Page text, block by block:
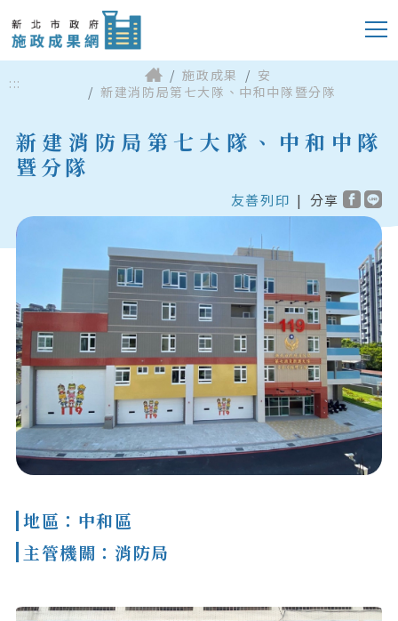
::: 施政成果
安
新建消防局第七大隊、中和中隊暨分隊
新建消防局第七大隊、中和中隊
暨分隊
友善列印 | 分享
地區：中和區
主管機關：消防局